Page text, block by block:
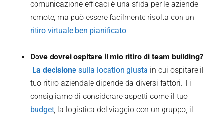
comunicazione efficaci è una sfida per le aziende
remote, ma può essere facilmente risolta con un
ritiro virtuale ben pianificato.
Dove dovrei ospitare il mio ritiro di team building?
‍ La decisione sulla location giusta in cui ospitare il
tuo ritiro aziendale dipende da diversi fattori. Ti
consigliamo di considerare aspetti come il tuo
budget, la logistica del viaggio con un gruppo, il